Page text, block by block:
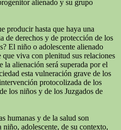
alienado y su grupo
producir hasta que haya una
de derechos y de protección de los
El niño o adolescente alienado
viva con plenitud sus relaciones
la alienación será superada por el
esta vulneración grave de los
protocolizada de los
los niños y de los Juzgados de
humanas y de la salud son
adolescente, de su contexto,